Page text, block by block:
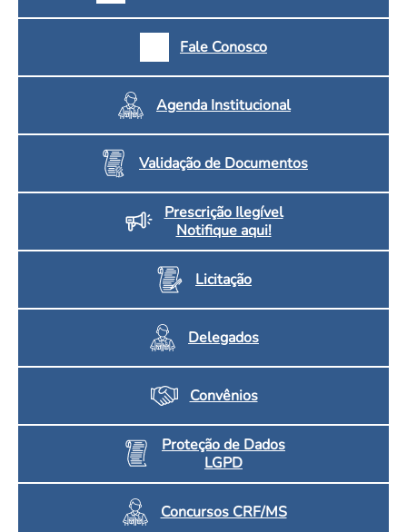
Fale Conosco
Agenda Institucional
Validação de Documentos
Prescrição Ilegível
Notifique aqui!
Licitação
Delegados
Convênios
Proteção de Dados
LGPD
Concursos CRF/MS